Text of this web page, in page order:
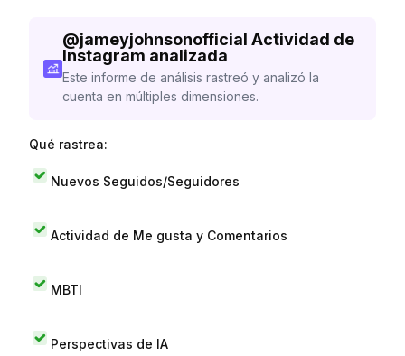
@jameyjohnsonofficial Actividad de
Instagram analizada
Este informe de análisis rastreó y analizó la
cuenta en múltiples dimensiones.
Qué rastrea:
Nuevos Seguidos/Seguidores
Actividad de Me gusta y Comentarios
MBTI
Perspectivas de IA